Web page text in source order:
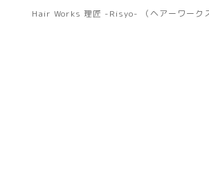
Hair Works 理匠 -Risyo- （ヘアーワーク